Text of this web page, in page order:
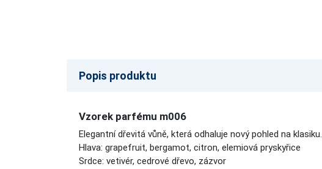
Popis produktu
Vzorek parfému m006
Elegantní dřevitá vůně, která odhaluje nový pohled na klasiku.
Hlava: grapefruit, bergamot, citron, elemiová pryskyřice
Srdce: vetivér, cedrové dřevo, zázvor